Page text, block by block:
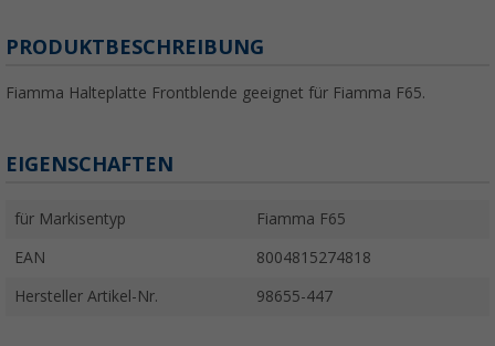
PRODUKTBESCHREIBUNG
Fiamma Halteplatte Frontblende geeignet für Fiamma F65.
EIGENSCHAFTEN
für Markisentyp Fiamma F65
EAN 8004815274818
Hersteller Artikel-Nr. 98655-447